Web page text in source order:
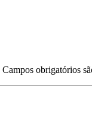
Campos obrigatórios